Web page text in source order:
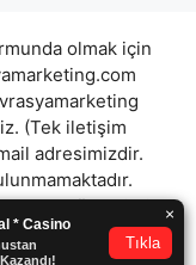
olmak için
(Tek iletişim
adresimizdir.
göre 7258
oynamanın
site hiç bir